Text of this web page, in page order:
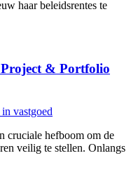
haar beleidsrentes te
& Portfolio
vastgoed
cruciale hefboom om de
veilig te stellen. Onlangs